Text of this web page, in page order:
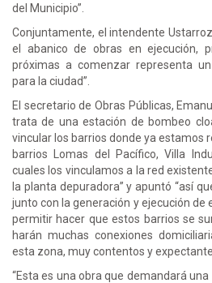
del Municipio”.
Conjuntamente, el intendente
el abanico de obras en ejecución,
próximas a comenzar representa
para la ciudad”.
El secretario de Obras Públicas,
trata de una estación de bombeo
vincular los barrios donde ya estamos
barrios Lomas del Pacífico, Villa
cuales los vinculamos a la red
la planta depuradora” y apuntó “así
junto con la generación y ejecución de
permitir hacer que estos barrios se
harán muchas conexiones
esta zona, muy contentos y
“Esta es una obra que demandará